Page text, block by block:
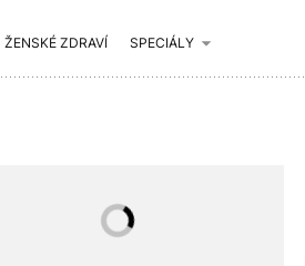
ŽENSKÉ ZDRAVÍ SPECIÁLY